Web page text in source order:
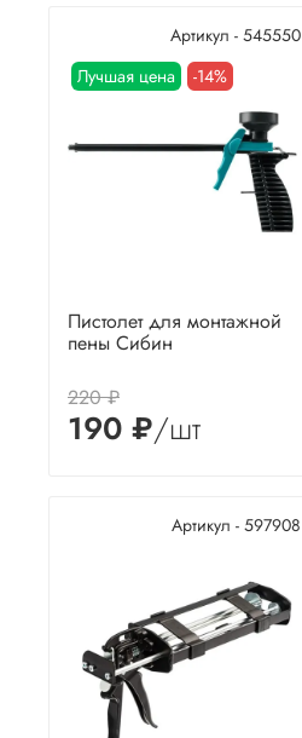
Артикул - 545550
Лучшая цена
-14%
Пистолет для монтажной
пены Сибин
220 ₽
190 ₽/шт
Артикул - 597908